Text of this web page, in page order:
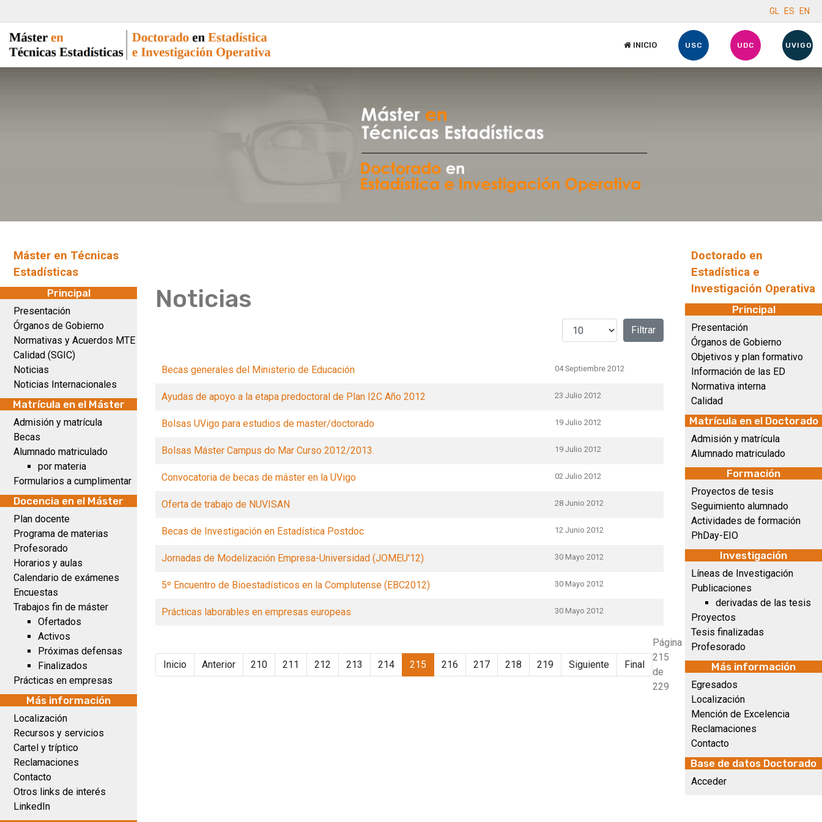
GL ES EN
INICIO USC UDC UVIGO
Máster en Técnicas
Estadísticas
Principal
Presentación
Órganos de Gobierno
Normativas y Acuerdos MTE
Calidad (SGIC)
Noticias
Noticias Internacionales
Matrícula en el Máster
Admisión y matrícula
Becas
Alumnado matriculado
por materia
Formularios a cumplimentar
Docencia en el Máster
Plan docente
Programa de materias
Profesorado
Horarios y aulas
Calendario de exámenes
Encuestas
Trabajos fin de máster
Ofertados
Activos
Próximas defensas
Finalizados
Prácticas en empresas
Más información
Localización
Recursos y servicios
Cartel y tríptico
Reclamaciones
Contacto
Otros links de interés
LinkedIn
Noticias
Cantidad a mostrarFiltrar
Becas generales del Ministerio de Educación 04 Septiembre 2012
Ayudas de apoyo a la etapa predoctoral de Plan I2C Año 2012 23 Julio 2012
Bolsas UVigo para estudios de master/doctorado 19 Julio 2012
Bolsas Máster Campus do Mar Curso 2012/2013. 19 Julio 2012
Convocatoria de becas de máster en la UVigo 02 Julio 2012
Oferta de trabajo de NUVISAN 28 Junio 2012
Becas de Investigación en Estadística Postdoc 12 Junio 2012
Jornadas de Modelización Empresa-Universidad (JOMEU'12) 30 Mayo 2012
5º Encuentro de Bioestadísticos en la Complutense (EBC2012) 30 Mayo 2012
Prácticas laborables en empresas europeas 30 Mayo 2012
Inicio Anterior 210 211 212 213 214 215 216 217 218 219 Siguiente Final
Página
215
de
229
Doctorado en
Estadística e
Investigación Operativa
Principal
Presentación
Órganos de Gobierno
Objetivos y plan formativo
Información de las ED
Normativa interna
Calidad
Matrícula en el Doctorado
Admisión y matrícula
Alumnado matriculado
Formación
Proyectos de tesis
Seguimiento alumnado
Actividades de formación
PhDay-EIO
Investigación
Líneas de Investigación
Publicaciones
derivadas de las tesis
Proyectos
Tesis finalizadas
Profesorado
Más información
Egresados
Localización
Mención de Excelencia
Reclamaciones
Contacto
Base de datos Doctorado
Acceder